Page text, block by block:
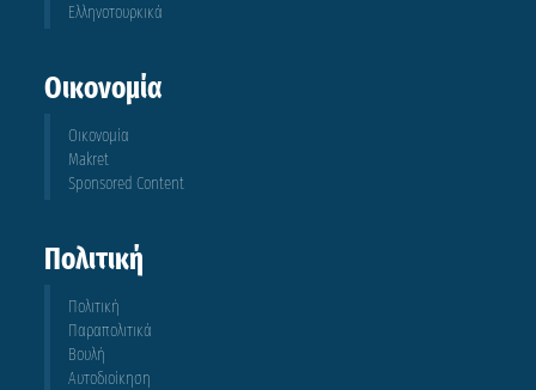
Ελληνοτουρκικά
Οικονομία
Οικονομία
Makret
Sponsored Content
Πολιτική
Πολιτική
Παραπολιτικά
Βουλή
Αυτοδιοίκηση